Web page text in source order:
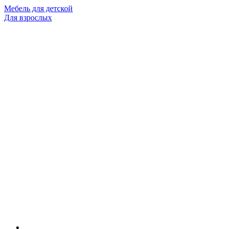
Мебель для детской
Для взрослых